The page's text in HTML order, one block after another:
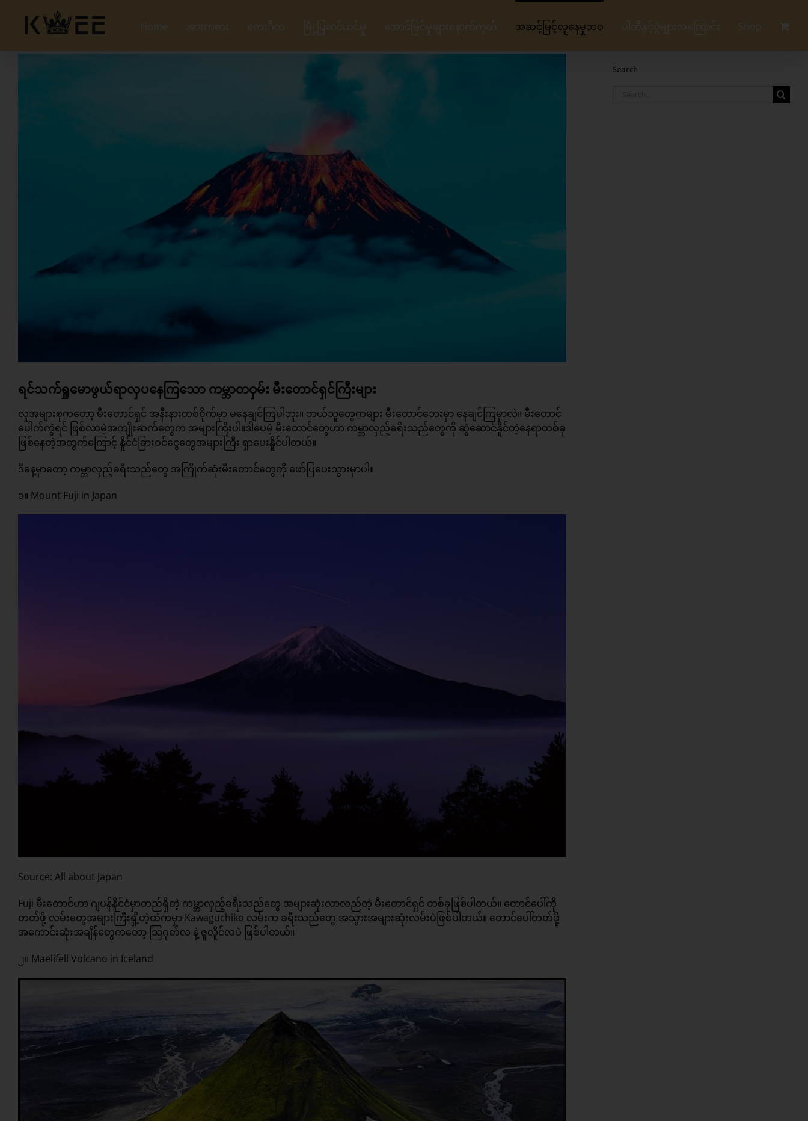
content
Home အားကစား တေးဂီတ မြို့ပြဆင်ယင်မှု အောင်မြင်မှုများနောက်ကွယ် အဆင့်မြင့်လူနေမှုဘဝ ပါတီနှင့်ပွဲများအကြောင်း Shop
ရင်သက်ရှုမောဖွယ်ရာလှပနေကြသော ကမ္ဘာတဝှမ်း မီးတောင်ရှင်ကြီးများ
လူအများစုကတော့ မီးတောင်ရှင် အနီးနားတစ်ဝိုက်မှာ မနေချင်ကြပါဘူး။ ဘယ်သူတွေကများ မီးတောင်ဘေးမှာ နေချင်ကြမှာလဲ။ မီးတောင်
ပေါက်ကွဲရင် ဖြစ်လာမဲ့အကျိုးဆက်တွေက အများကြီးပါ။ဒါပေမဲ့ မီးတောင်တွေဟာ ကမ္ဘာလှည့်ခရီးသည်တွေကို ဆွဲဆောင်နိူင်တဲ့နေရာတစ်ခု
ဖြစ်နေတဲ့အတွက်ကြောင့် နိူင်ငံခြားဝင်ငွေတွေအများကြီး ရှာပေးနိူင်ပါတယ်။
ဒီနေ့မှာတော့ ကမ္ဘာလှည့်ခရီးသည်တွေ အကြိုက်ဆုံးမီးတောင်တွေကို ဖော်ပြပေးသွားမှာပါ။
၁။ Mount Fuji in Japan
Source: All about Japan
Fuji မီးတောင်ဟာ ဂျပန်နိူင်ငံမှာတည်ရှိတဲ့ ကမ္ဘာလှည့်ခရီးသည်တွေ အများဆုံးလာလည်တဲ့ မီးတောင်ရှင် တစ်ခုဖြစ်ပါတယ်။ တောင်ပေါ်ကို
တတ်ဖို့ လမ်းတွေအများကြီးရှိ့တဲ့ထဲကမှာ Kawaguchiko လမ်းက ခရီးသည်တွေ အသွားအများဆုံးလမ်းပဲဖြစ်ပါတယ်။ တောင်ပေါ်တတ်ဖို့
အကောင်းဆုံးအချိန်တွေကတော့ သြဂုတ်လ နဲ့ ဇူလှိုင်လပဲ ဖြစ်ပါတယ်။
၂။ Maelifell Volcano in Iceland
Search